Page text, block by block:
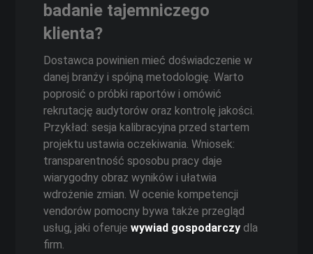
badanie tajemniczego
klienta?
Dostawca powinien mieć doświadczenie w
danej branży i spójną metodologię. Warto
poprosić o próbki raportów i omówić
rekrutację audytorów oraz kontrolę jakości.
Przykład: sesja kalibracyjna przed startem
projektu ustawia oczekiwania. Wniosek:
transparentność sposobu pracy daje
wiarygodny obraz wyników i ułatwia
wdrożenie zmian. W ocenie kompetencji
vendorów pomocny bywa także przegląd
usług, jaki oferujewywiad gospodarczy dla
firm.